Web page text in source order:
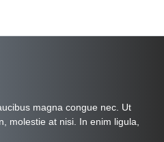
magna congue nec. Ut
molestie at nisi. In enim ligula,